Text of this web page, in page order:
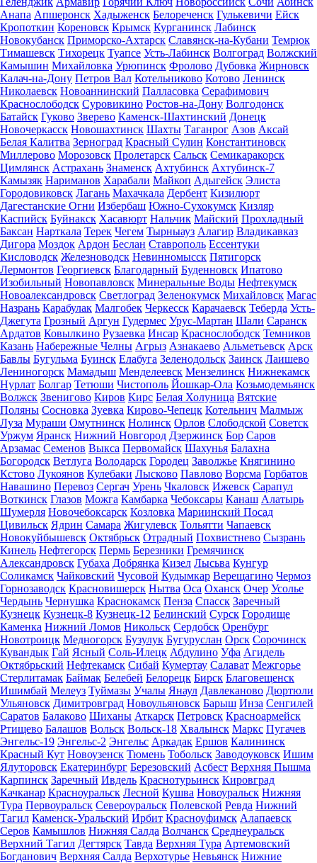
Анапа Апшеронск Хадыженск Белореченск Гулькевичи Ейск
Кропоткин Кореновск Крымск Курганинск Лабинск
Новокубанск Приморско-Ахтарск Славянск-на-Кубани Темрюк
Тимашевск Тихорецк Туапсе Усть-Лабинск Волгоград Волжский
Камышин Михайловка Урюпинск Фролово Дубовка Жирновск
Калач-на-Дону Петров Вал Котельниково Котово Ленинск
Николаевск Новоаннинский Палласовка Серафимович
Краснослободск Суровикино Ростов-на-Дону Волгодонск
Батайск Гуково Зверево Каменск-Шахтинский Донецк
Новочеркасск Новошахтинск Шахты Таганрог Азов Аксай
Белая Калитва Зерноград Красный Сулин Константиновск
Миллерово Морозовск Пролетарск Сальск Семикаракорск
Цимлянск Астрахань Знаменск Ахтубинск Ахтубинск-7
Камызяк Нариманов Харабали Майкоп Адыгейск Элиста
Городовиковск Лагань Махачкала Дербент Кизилюрт
Дагестанские Огни Избербаш Южно-Сухокумск Кизляр
Каспийск Буйнакск Хасавюрт Нальчик Майский Прохладный
Баксан Нарткала Терек Чегем Тырныауз Алагир Владикавказ
Дигора Моздок Ардон Беслан Ставрополь Ессентуки
Кисловодск Железноводск Невинномысск Пятигорск
Лермонтов Георгиевск Благодарный Буденновск Ипатово
Изобильный Новопавловск Минеральные Воды Нефтекумск
Новоалександровск Светлоград Зеленокумск Михайловск Магас
Назрань Карабулак Малгобек Черкесск Карачаевск Теберда Усть-
Джегута Грозный Аргун Гудермес Урус-Мартан Шали Саранск
Ардатов Ковылкино Рузаевка Инсар Краснослободск Темников
Казань Набережные Челны Агрыз Азнакаево Альметьевск Арск
Бавлы Бугульма Буинск Елабуга Зеленодольск Заинск Лаишево
Лениногорск Мамадыш Менделеевск Мензелинск Нижнекамск
Нурлат Болгар Тетюши Чистополь Йошкар-Ола Козьмодемьянск
Волжск Звенигово Киров Кирс Белая Холуница Вятские
Поляны Сосновка Зуевка Кирово-Чепецк Котельнич Малмыж
Луза Мураши Омутнинск Нолинск Орлов Слободской Советск
Уржум Яранск Нижний Новгород Дзержинск Бор Саров
Арзамас Семенов Выкса Первомайск Шахунья Балахна
Богородск Ветлуга Володарск Городец Заволжье Княгинино
Кстово Лукоянов Кулебаки Лысково Павлово Ворсма Горбатов
Навашино Перевоз Сергач Урень Чкаловск Ижевск Сарапул
Воткинск Глазов Можга Камбарка Чебоксары Канаш Алатырь
Шумерля Новочебоксарск Козловка Мариинский Посад
Цивильск Ядрин Самара Жигулевск Тольятти Чапаевск
Новокуйбышевск Октябрьск Отрадный Похвистнево Сызрань
Кинель Нефтегорск Пермь Березники Гремячинск
Александровск Губаха Добрянка Кизел Лысьва Кунгур
Соликамск Чайковский Чусовой Кудымкар Верещагино Чермоз
Горнозаводск Красновишерск Нытва Оса Оханск Очер Усолье
Чердынь Чернушка Краснокамск Пенза Спасск Заречный
Кузнецк Кузнецк-8 Кузнецк-12 Белинский Сурск Городище
Каменка Нижний Ломов Никольск Сердобск Оренбург
Новотроицк Медногорск Бузулук Бугуруслан Орск Сорочинск
Кувандык Гай Ясный Соль-Илецк Абдулино Уфа Агидель
Октябрьский Нефтекамск Сибай Кумертау Салават Межгорье
Стерлитамак Баймак Белебей Белорецк Бирск Благовещенск
Ишимбай Мелеуз Туймазы Учалы Янаул Давлеканово Дюртюли
Ульяновск Димитровград Новоульяновск Барыш Инза Сенгилей
Саратов Балаково Шиханы Аткарск Петровск Красноармейск
Ртищево Балашов Вольск Вольск-18 Хвалынск Маркс Пугачев
Энгельс-19 Энгельс-2 Энгельс Аркадак Ершов Калининск
Красный Кут Новоузенск Тюмень Тобольск Заводоуковск Ишим
Ялуторовск Екатеринбург Березовский Асбест Верхняя Пышма
Карпинск Заречный Ивдель Краснотурьинск Кировград
Качканар Красноуральск Лесной Кушва Новоуральск Нижняя
Тура Первоуральск Североуральск Полевской Ревда Нижний
Тагил Каменск-Уральский Ирбит Красноуфимск Алапаевск
Серов Камышлов Нижняя Салда Волчанск Среднеуральск
Верхний Тагил Дегтярск Тавда Верхняя Тура Артемовский
Богданович Верхняя Салда Верхотурье Невьянск Нижние